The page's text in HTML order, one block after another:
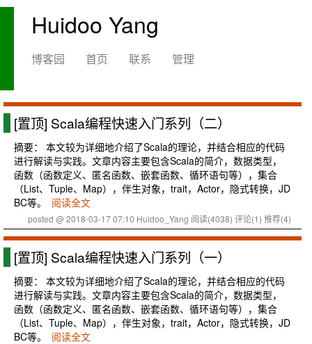
Huidoo Yang
博客园 首页 联系 管理
[置顶] Scala编程快速入门系列（二）
摘要： 本文较为详细地介绍了Scala的理论，并结合相应的代码
进行解读与实践。文章内容主要包含Scala的简介，数据类型，
函数（函数定义、匿名函数、嵌套函数、循环语句等），集合
（List、Tuple、Map），伴生对象，trait，Actor，隐式转换，JD
BC等。
阅读全文
posted @ 2018-03-17 07:10 Huidoo_Yang 阅读(4038) 评论(1) 推荐(4)
[置顶] Scala编程快速入门系列（一）
摘要： 本文较为详细地介绍了Scala的理论，并结合相应的代码
进行解读与实践。文章内容主要包含Scala的简介，数据类型，
函数（函数定义、匿名函数、嵌套函数、循环语句等），集合
（List、Tuple、Map），伴生对象，trait，Actor，隐式转换，JD
BC等。
阅读全文